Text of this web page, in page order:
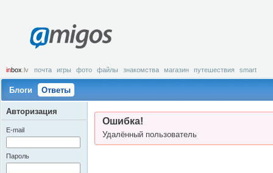
amigos
inbox .lv почта игры фото файлы знакомства магазин путешествия smart
Блоги Ответы
Ошибка!
Удалённый пользователь
Авторизация
E-mail
Пароль